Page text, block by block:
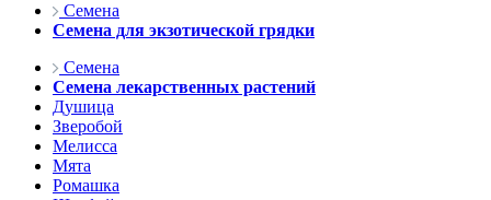
Семена
Семена для экзотической грядки
Семена
Семена лекарственных растений
Душица
Зверобой
Мелисса
Мята
Ромашка